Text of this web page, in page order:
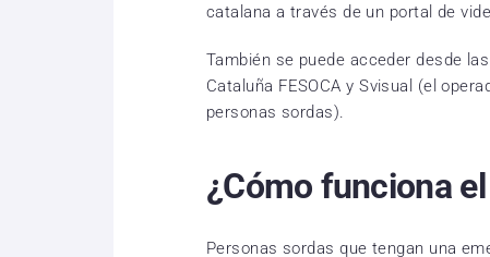
catalana a través de un portal de
También se puede acceder desde
Cataluña FESOCA y Svisual (el
personas sordas).
¿Cómo funciona
Personas sordas que tengan una